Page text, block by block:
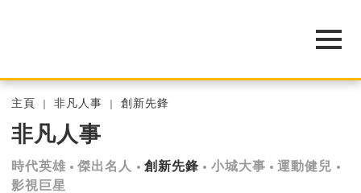
主頁 非凡人事 創新先鋒
非凡人事
時代英雄 傑出名人 創新先鋒 小城大事
運動健兒
影視巨星